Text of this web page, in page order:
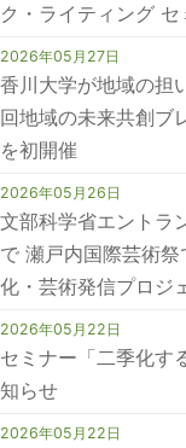
ク・ライティング
2026年05月27日
香川大学が地域の担
回地域の未来共創ブ
を初開催
2026年05月26日
文部科学省エントラ
で 瀬戸内国際芸術
化・芸術発信プロジ
2026年05月22日
セミナー「二季化す
知らせ
2026年05月22日